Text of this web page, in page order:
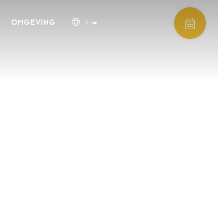
OMGEVING